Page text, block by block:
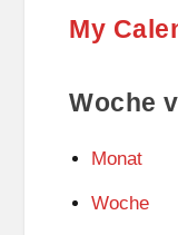
My
Woche
Monat
Woche